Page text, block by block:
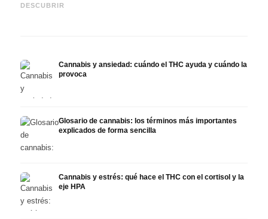
DESCUBRIR
Epidiolex y el estado actual
Cannabis y ansiedad: cuándo el THC ayuda y cuándo la
provoca
Glosario de cannabis: los términos más importantes
explicados de forma sencilla
Cannabis y estrés: qué hace el THC con el cortisol y la
eje HPA